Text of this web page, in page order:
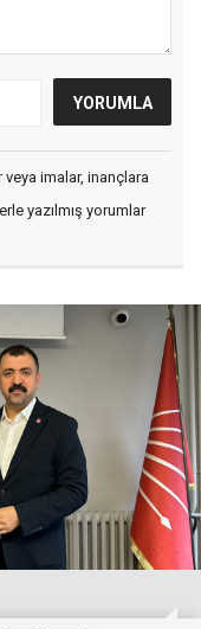
imalar, inançlara
yazılmış yorumlar